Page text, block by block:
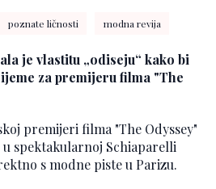
poznate ličnosti modna revija
je vlastitu „odiseju“ kako bi
za premijeru filma "The
premijeri filma "The Odyssey"
spektakularnoj Schiaparelli
s modne piste u Parizu.